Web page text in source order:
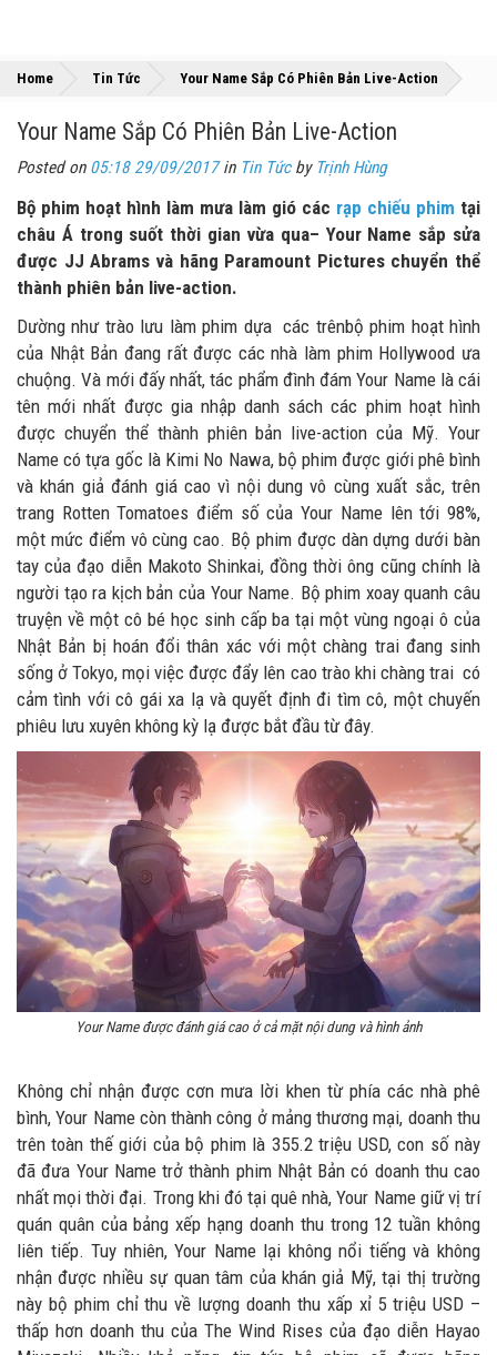
Home »
Tin Tức »
Your Name Sắp Có Phiên Bản Live-Action
Your Name Sắp Có Phiên Bản Live-Action
Posted on 05:18 29/09/2017in Tin Tứcby Trịnh Hùng
Bộ phim hoạt hình làm mưa làm gió các rạp chiếu phim tại
châu Á trong suốt thời gian vừa qua– Your Name sắp sửa
được JJ Abrams và hãng Paramount Pictures chuyển thể
thành phiên bản live-action.
Dường như trào lưu làm phim dựa các trênbộ phim hoạt hình
của Nhật Bản đang rất được các nhà làm phim Hollywood ưa
chuộng. Và mới đấy nhất, tác phẩm đình đám Your Name là cái
tên mới nhất được gia nhập danh sách các phim hoạt hình
được chuyển thể thành phiên bản live-action của Mỹ. Your
Name có tựa gốc là Kimi No Nawa, bộ phim được giới phê bình
và khán giả đánh giá cao vì nội dung vô cùng xuất sắc, trên
trang Rotten Tomatoes điểm số của Your Name lên tới 98%,
một mức điểm vô cùng cao. Bộ phim được dàn dựng dưới bàn
tay của đạo diễn Makoto Shinkai, đồng thời ông cũng chính là
người tạo ra kịch bản của Your Name. Bộ phim xoay quanh câu
truyện về một cô bé học sinh cấp ba tại một vùng ngoại ô của
Nhật Bản bị hoán đổi thân xác với một chàng trai đang sinh
sống ở Tokyo, mọi việc được đẩy lên cao trào khi chàng trai có
cảm tình với cô gái xa lạ và quyết định đi tìm cô, một chuyến
phiêu lưu xuyên không kỳ lạ được bắt đầu từ đây.
Your Name được đánh giá cao ở cả mặt nội dung và hình ảnh
Không chỉ nhận được cơn mưa lời khen từ phía các nhà phê
bình, Your Name còn thành công ở mảng thương mại, doanh thu
trên toàn thế giới của bộ phim là 355.2 triệu USD, con số này
đã đưa Your Name trở thành phim Nhật Bản có doanh thu cao
nhất mọi thời đại. Trong khi đó tại quê nhà, Your Name giữ vị trí
quán quân của bảng xếp hạng doanh thu trong 12 tuần không
liên tiếp. Tuy nhiên, Your Name lại không nổi tiếng và không
nhận được nhiều sự quan tâm của khán giả Mỹ, tại thị trường
này bộ phim chỉ thu về lượng doanh thu xấp xỉ 5 triệu USD –
thấp hơn doanh thu của The Wind Rises của đạo diễn Hayao